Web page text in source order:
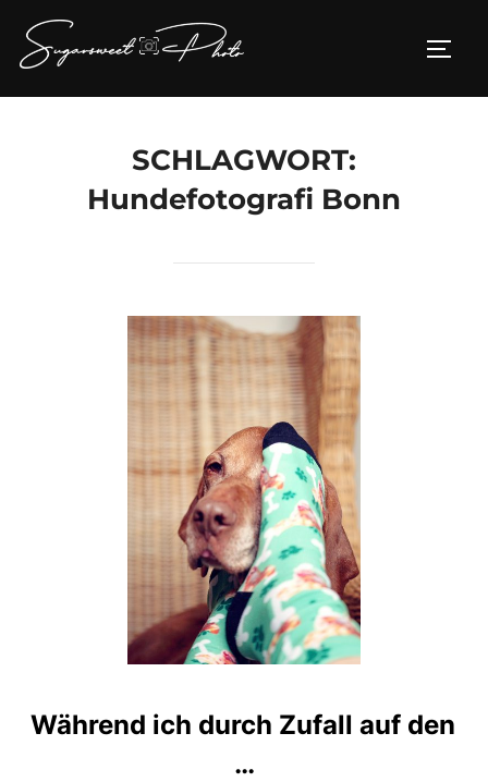
Inhalt
springen
SCHLAGWORT:
Hundefotografi Bonn
Während ich durch Zufall auf den
…